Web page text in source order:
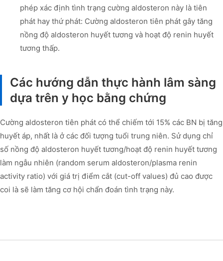
phép xác định tình trạng cường aldosteron này là tiên
phát hay thứ phát: Cường aldosteron tiên phát gây tăng
nồng độ aldosteron huyết tương và hoạt độ renin huyết
tương thấp.
Các hướng dẫn thực hành lâm sàng
dựa trên y học bằng chứng
Cường aldosteron tiên phát có thể chiếm tới 15% các BN bị tăng
huyết áp, nhất là ở các đối tượng tuổi trung niên. Sử dụng chỉ
số nồng độ aldosteron huyết tương/hoạt độ renin huyết tương
làm ngẫu nhiên (random serum aldosteron/plasma renin
activity ratio) với giá trị điểm cắt (cut-off values) đủ cao được
coi là sẽ làm tăng cơ hội chẩn đoán tình trạng này.